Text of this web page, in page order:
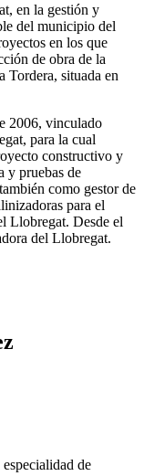
en la gestión y
del municipio del
en los que
de obra de la
Tordera, situada en
2006, vinculado
para la cual
constructivo y
y pruebas de
como gestor de
para el
Llobregat. Desde el
del Llobregat.
de